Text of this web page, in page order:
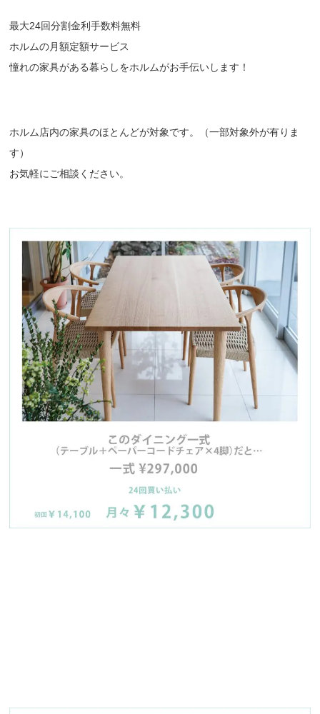
最大24回分割金利手数料無料
ホルムの月額定額サービス
憧れの家具がある暮らしをホルムがお手伝いします！
ホルム店内の家具のほとんどが対象です。（一部対象外が有りま
す）
お気軽にご相談ください。